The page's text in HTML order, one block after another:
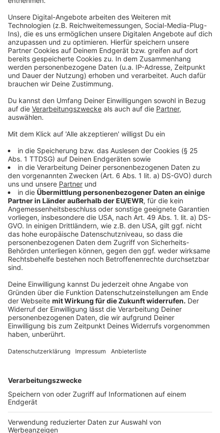
Ausbildungsplätzen nennen. Aber auch 28 Prozent der
Kleinstbetriebe mit weniger als zehn Beschäftigten
hätten mit dem Phänomen zu tun. 2013 seien es noch
19 Prozent gewesen.
Anzeige
© picture alliance/dpa | Rolf Vennenbernd
Überall in Deutschland werden Auszubildende gesucht.
Allerdings kommt es mittlerweile zu großen
Problemen bei der Besetzung der Azubi-Plätze.
Anzeige
Hohe betriebliche Kosten eine Konsequenz
Anzeige
"Das Phänomen Ghosting kann mit hohen betrieblichen
Kosten verbunden sein, da nicht nur bereits in den
Rekrutierungsprozess geflossene Investitionen
verloren gehen", erklärte IAB-Forscherin Barbara
Schwengler. Die Analyse beruht auf Daten des IAB-
Betriebspanels, einer regelmäßigen, repräsentativen
Betriebsbefragung.
Anzeige